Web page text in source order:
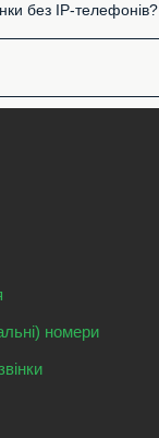
без IP-телефонів?
номери